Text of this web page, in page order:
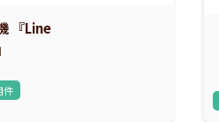
『Line
件